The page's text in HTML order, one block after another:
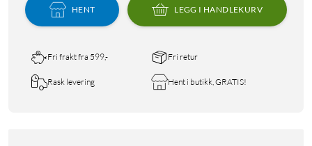
HENT LEGG I HANDLEKURV
Fri frakt fra 599,- Fri retur
Rask levering Hent i butikk, GRATIS!